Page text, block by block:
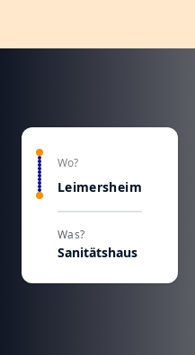
Wo?
Leimersheim
Was?
Sanitätshaus